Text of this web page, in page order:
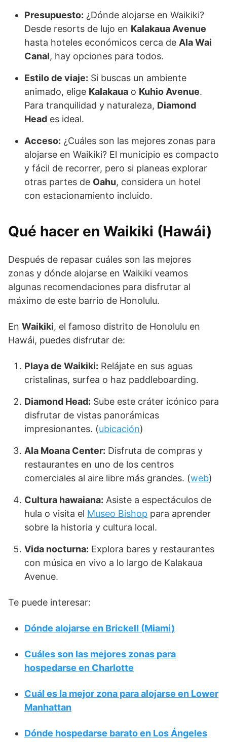
Presupuesto: ¿Dónde alojarse en Waikiki?
Desde resorts de lujo en Kalakaua Avenue
hasta hoteles económicos cerca de Ala Wai
Canal, hay opciones para todos.
Estilo de viaje: Si buscas un ambiente
animado, elige Kalakaua o Kuhio Avenue.
Para tranquilidad y naturaleza, Diamond
Head es ideal.
Acceso: ¿Cuáles son las mejores zonas para
alojarse en Waikiki? El municipio es compacto
y fácil de recorrer, pero si planeas explorar
otras partes de Oahu, considera un hotel
con estacionamiento incluido.
Qué hacer en Waikiki (Hawái)
Después de repasar cuáles son las mejores
zonas y dónde alojarse en Waikiki veamos
algunas recomendaciones para disfrutar al
máximo de este barrio de Honolulu.
En Waikiki, el famoso distrito de Honolulu en
Hawái, puedes disfrutar de:
Playa de Waikiki: Relájate en sus aguas
cristalinas, surfea o haz paddleboarding.
Diamond Head: Sube este cráter icónico para
disfrutar de vistas panorámicas
impresionantes. (ubicación)
Ala Moana Center: Disfruta de compras y
restaurantes en uno de los centros
comerciales al aire libre más grandes. (web)
Cultura hawaiana: Asiste a espectáculos de
hula o visita el Museo Bishop para aprender
sobre la historia y cultura local.
Vida nocturna: Explora bares y restaurantes
con música en vivo a lo largo de Kalakaua
Avenue.
Te puede interesar:
Dónde alojarse en Brickell (Miami)
Cuáles son las mejores zonas para
hospedarse en Charlotte
Cuál es la mejor zona para alojarse en Lower
Manhattan
Dónde hospedarse barato en Los Ángeles